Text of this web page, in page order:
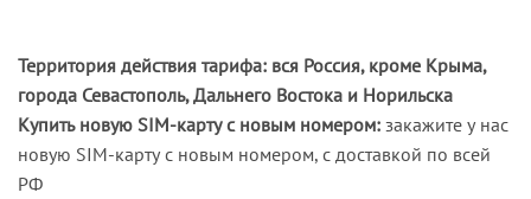
Территория действия тарифа: вся Россия, кроме Крыма,
города Севастополь, Дальнего Востока и Норильска
Купить новую SIM-карту с новым номером: закажите у нас
новую SIM-карту с новым номером, с доставкой по всей
РФ